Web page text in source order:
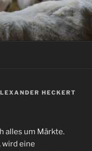
HECKERT
alles um Märkte.
wird eine